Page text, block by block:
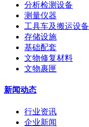
分析检测设备
测量仪器
工具车及搬运设备
存储设施
基础配套
文物修复材料
文物裹匣
新闻动态
行业资讯
企业新闻